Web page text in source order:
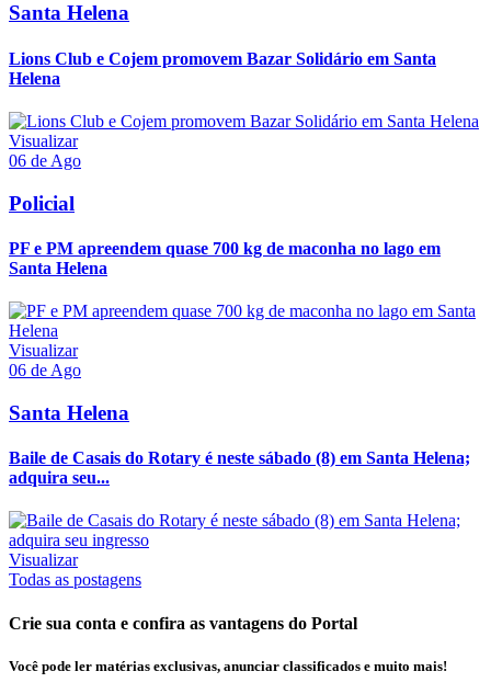
Santa Helena
Lions Club e Cojem promovem Bazar Solidário em Santa
Helena
Visualizar
06 de Ago
Policial
PF e PM apreendem quase 700 kg de maconha no lago em
Santa Helena
Visualizar
06 de Ago
Santa Helena
Baile de Casais do Rotary é neste sábado (8) em Santa Helena;
adquira seu...
Visualizar
Todas as postagens
Crie sua conta e confira as vantagens do Portal
Você pode ler matérias exclusivas, anunciar classificados e muito mais!